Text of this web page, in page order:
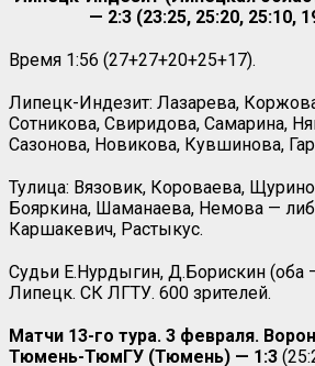
— 2:3 (23:25, 25:20, 25:10,
Время 1:56 (27+27+20+25+17).
Липецк-Индезит: Лазарева,
Сотникова, Свиридова, Самарина,
Сазонова, Новикова, Кувшинова,
Тулица: Вязовик, Короваева,
Бояркина, Шаманаева, Немова —
Каршакевич, Растыкус.
Судьи Е.Нурдыгин, Д.Борискин (оба
Липецк. СК ЛГТУ. 600 зрителей.
Матчи 13-го тура. 3 февраля.
Тюмень-ТюмГУ (Тюмень) — 1:3